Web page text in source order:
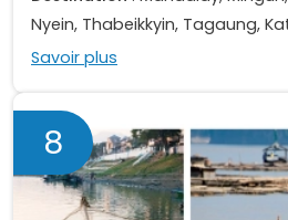
Nyein, Thabeikkyin, Tagaung,
Savoir plus
8